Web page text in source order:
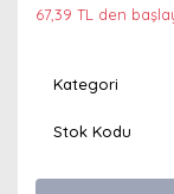
67,39 TL den
Kategori
Stok Kodu